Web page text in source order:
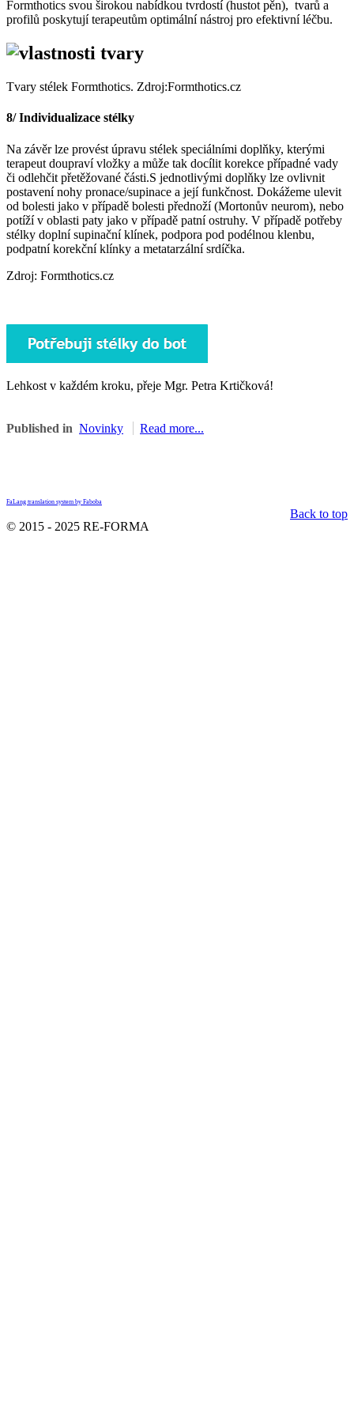
Formthotics svou širokou nabídkou tvrdostí (hustot pěn), tvarů a
profilů poskytují terapeutům optimální nástroj pro efektivní léčbu.
Tvary stélek Formthotics. Zdroj:Formthotics.cz
8/ Individualizace stélky
Na závěr lze provést úpravu stélek speciálními doplňky, kterými
terapeut doupraví vložky a může tak docílit korekce případné vady
či odlehčit přetěžované části.S jednotlivými doplňky lze ovlivnit
postavení nohy pronace/supinace a její funkčnost. Dokážeme ulevit
od bolesti jako v případě bolesti přednoží (Mortonův neurom), nebo
potíží v oblasti paty jako v případě patní ostruhy. V případě potřeby
stélky doplní supinační klínek, podpora pod podélnou klenbu,
podpatní korekční klínky a metatarzální srdíčka.
Zdroj: Formthotics.cz
Lehkost v každém kroku, přeje Mgr. Petra Krtičková!
Published in Novinky Read more...
FaLang translation system by Faboba
© 2015 - 2025 RE-FORMA
Back to top